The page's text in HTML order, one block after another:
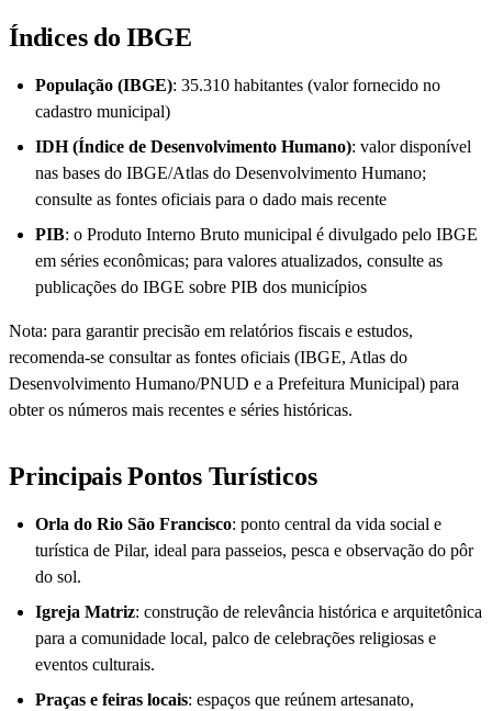
Índices do IBGE
População (IBGE): 35.310 habitantes (valor fornecido no
cadastro municipal)
IDH (Índice de Desenvolvimento Humano): valor disponível
nas bases do IBGE/Atlas do Desenvolvimento Humano;
consulte as fontes oficiais para o dado mais recente
PIB: o Produto Interno Bruto municipal é divulgado pelo IBGE
em séries econômicas; para valores atualizados, consulte as
publicações do IBGE sobre PIB dos municípios
Nota: para garantir precisão em relatórios fiscais e estudos,
recomenda-se consultar as fontes oficiais (IBGE, Atlas do
Desenvolvimento Humano/PNUD e a Prefeitura Municipal) para
obter os números mais recentes e séries históricas.
Principais Pontos Turísticos
Orla do Rio São Francisco: ponto central da vida social e
turística de Pilar, ideal para passeios, pesca e observação do pôr
do sol.
Igreja Matriz: construção de relevância histórica e arquitetônica
para a comunidade local, palco de celebrações religiosas e
eventos culturais.
Praças e feiras locais: espaços que reúnem artesanato,